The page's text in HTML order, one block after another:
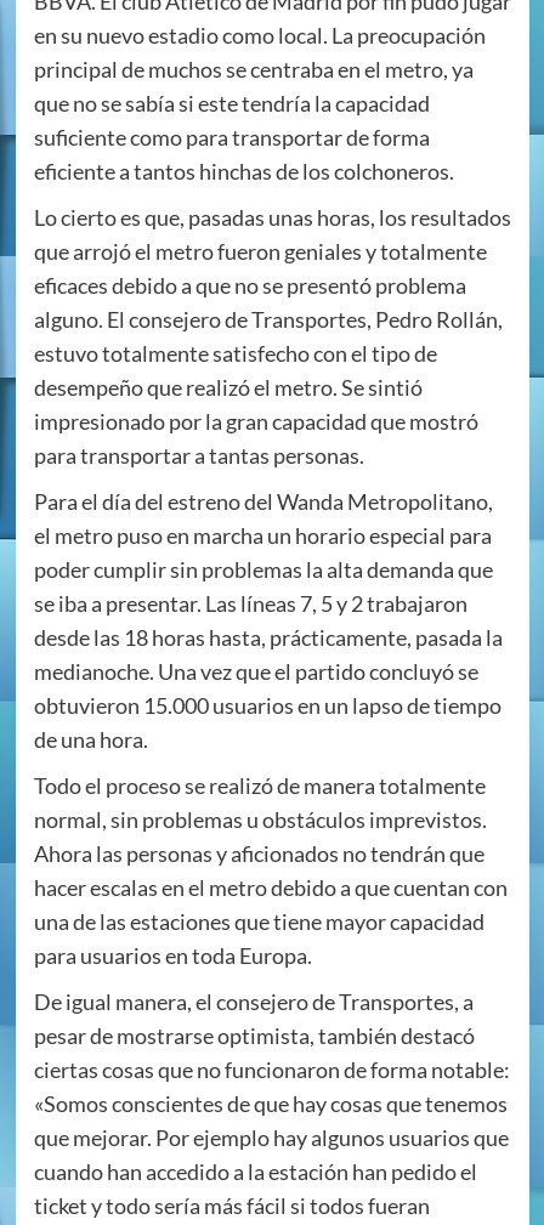
en su nuevo estadio como local. La preocupación
principal de muchos se centraba en el metro, ya
que no se sabía si este tendría la capacidad
suficiente como para transportar de forma
eficiente a tantos hinchas de los colchoneros.
Lo cierto es que, pasadas unas horas, los resultados
que arrojó el metro fueron geniales y totalmente
eficaces debido a que no se presentó problema
alguno. El consejero de Transportes, Pedro Rollán,
estuvo totalmente satisfecho con el tipo de
desempeño que realizó el metro. Se sintió
impresionado por la gran capacidad que mostró
para transportar a tantas personas.
Para el día del estreno del Wanda Metropolitano,
el metro puso en marcha un horario especial para
poder cumplir sin problemas la alta demanda que
se iba a presentar. Las líneas 7, 5 y 2 trabajaron
desde las 18 horas hasta, prácticamente, pasada la
medianoche. Una vez que el partido concluyó se
obtuvieron 15.000 usuarios en un lapso de tiempo
de una hora.
Todo el proceso se realizó de manera totalmente
normal, sin problemas u obstáculos imprevistos.
Ahora las personas y aficionados no tendrán que
hacer escalas en el metro debido a que cuentan con
una de las estaciones que tiene mayor capacidad
para usuarios en toda Europa.
De igual manera, el consejero de Transportes, a
pesar de mostrarse optimista, también destacó
ciertas cosas que no funcionaron de forma notable:
«Somos conscientes de que hay cosas que tenemos
que mejorar. Por ejemplo hay algunos usuarios que
cuando han accedido a la estación han pedido el
ticket y todo sería más fácil si todos fueran